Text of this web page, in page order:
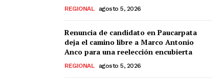
REGIONAL agosto 5, 2026
Renuncia de candidato en Paucarpata
deja el camino libre a Marco Antonio
Anco para una reelección encubierta
REGIONAL agosto 5, 2026